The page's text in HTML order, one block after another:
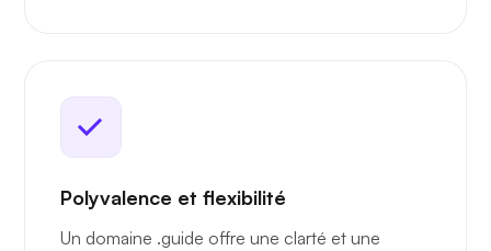
Polyvalence et flexibilité
Un domaine .guide offre une clarté et une